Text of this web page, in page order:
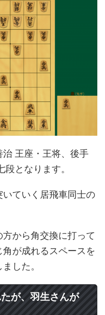
王座・王将、後手
となります。
ていく居飛車同士の
から角交換に打って
が成れるスペースを
した。
が、羽生さんが